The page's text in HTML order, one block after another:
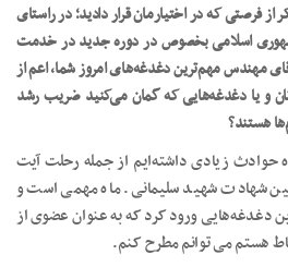
از فرصتی که در اختیارمان قرار دادید؛ در راستای
اسلامی بخصوص در دوره جدید در خدمت
مهندس مهم‌ترین دغدغه‌های امروز شما، اعم از
و یا دغدغه‌هایی که گمان می‌کنید ضریب رشد
هستند؟
حوادث زیادی داشته‌ایم از جمله رحلت آیت
شهادت شهید سلیمانی. ماه مهمی است و
دغدغه‌هایی ورود کرد که به عنوان عضوی از
هستم می توانم مطرح کنم.